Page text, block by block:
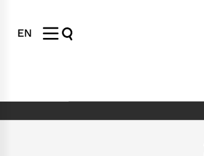
EN